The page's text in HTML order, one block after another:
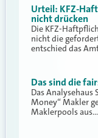
Urteil: KFZ-
nicht drücken
Die KFZ-
nicht die
entschied das
Das sind die
Das Analysehaus
Money“ Makler
Maklerpools aus…